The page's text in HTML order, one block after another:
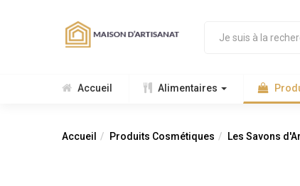
Accueil Alimentaires
Accueil Produits Cosmétiques Les Savons